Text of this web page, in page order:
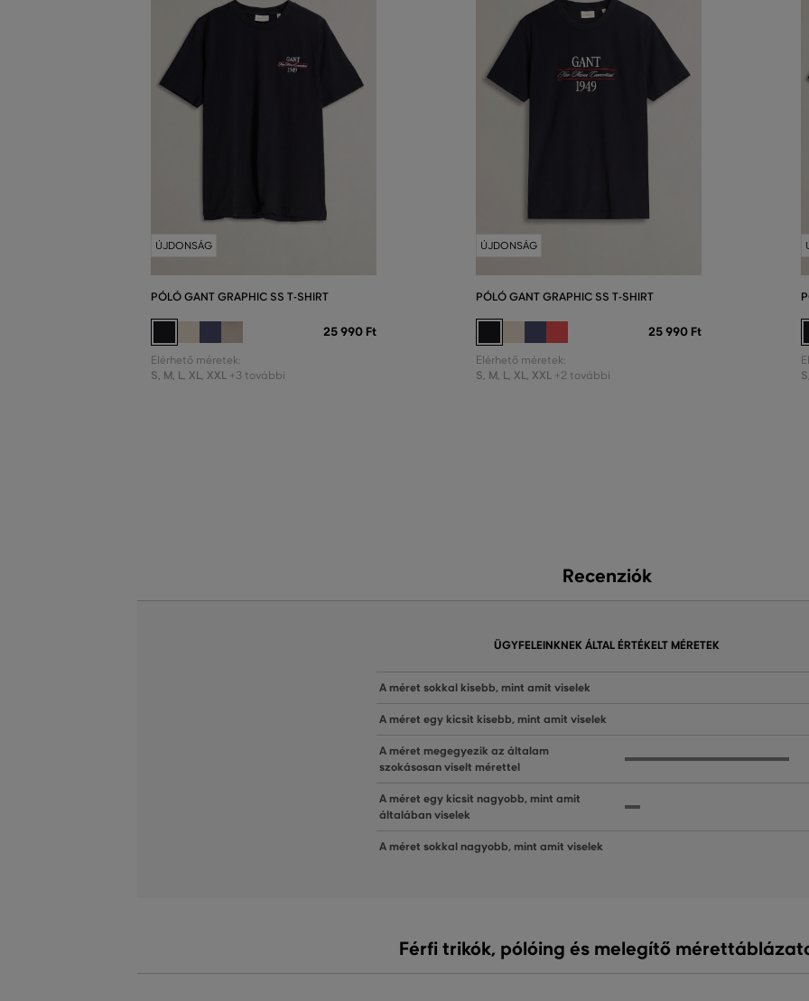
ÚJDONSÁG
PÓLÓ GANT GRAPHIC SS T-SHIRT
25 990 Ft
Elérhető méretek:
S, M, L, XL, XXL +3 további
ÚJDONSÁG
PÓLÓ GANT GRAPHIC SS T-SHIRT
25 990 Ft
Elérhető méretek:
S, M, L, XL, XXL +2 további S
Recenziók
ÜGYFELEINKNEK ÁLTAL ÉRTÉKELT MÉRETEK
A méret sokkal kisebb, mint amit viselek
A méret egy kicsit kisebb, mint amit viselek
A méret megegyezik az általam
szokásosan viselt mérettel
A méret egy kicsit nagyobb, mint amit
általában viselek
A méret sokkal nagyobb, mint amit viselek
Férfi trikók, pólóing és melegítő